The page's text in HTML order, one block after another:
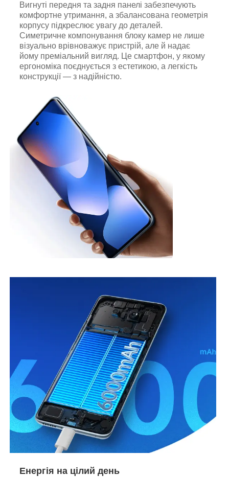
Вигнуті передня та задня панелі забезпечують
комфортне утримання, а збалансована геометрія
корпусу підкреслює увагу до деталей.
Симетричне компонування блоку камер не лише
візуально врівноважує пристрій, але й надає
йому преміальний вигляд. Це смартфон, у якому
ергономіка поєднується з естетикою, а легкість
конструкції — з надійністю.
Енергія на цілий день